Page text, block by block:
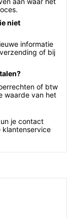
niet
informatie
of bij
of btw
waarde van het
je contact